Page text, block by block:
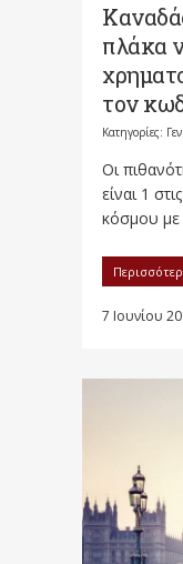
πλάκα
τον
Κατηγορίες:
Οι
είναι 1
κόσμου με
7 Ιουνίου